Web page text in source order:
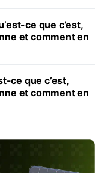
ce que c’est,
et comment en
ce que c’est,
et comment en